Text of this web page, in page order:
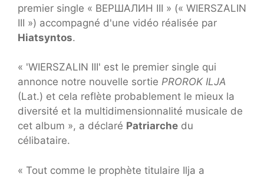
premier single « ВЕРШАЛИН III » (« WIERSZALIN
III ») accompagné d'une vidéo réalisée par
Hiatsyntos.
« 'WIERSZALIN III' est le premier single qui
annonce notre nouvelle sortie PROROK ILJA
(Lat.) et cela reflète probablement le mieux la
diversité et la multidimensionnalité musicale de
cet album », a déclaré Patriarche du
célibataire.
« Tout comme le prophète titulaire Ilja a